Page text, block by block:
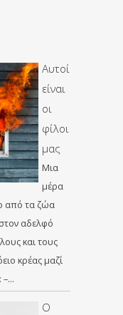
Αυτοί
είναι
οι
φίλοι
μας
Μια
μέρα
από τα ζώα
αδελφό
και τους
κρέας μαζί
–…
Ο